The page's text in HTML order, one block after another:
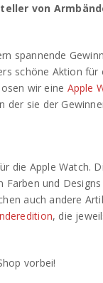
von
spannende
schöne Aktion
wir eine Apple
der sie der
die Apple Watch.
und
auch andere
, die
vorbei!